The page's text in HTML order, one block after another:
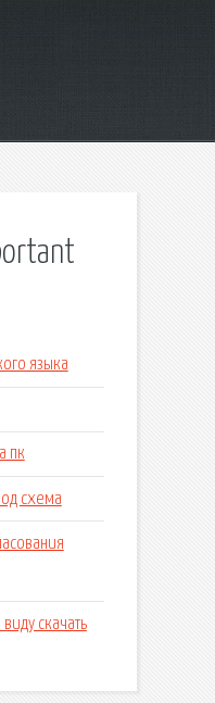
языка
пк
схема
скачать